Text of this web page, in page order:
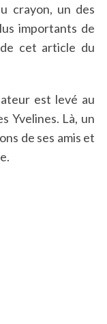
crayon, un des
importants de
cet article du
est levé au
Yvelines. Là, un
de ses amis et